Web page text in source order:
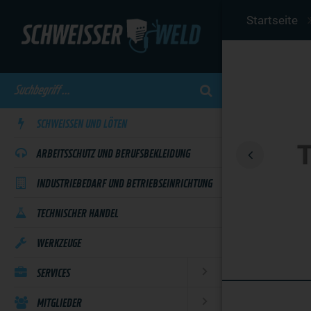
SCHWEISSEN UND LÖTEN
ARBEITSSCHUTZ UND BERUFSBEKLEIDUNG
INDUSTRIEBEDARF UND BETRIEBSEINRICHTUNG
TECHNISCHER HANDEL
WERKZEUGE
SERVICES
MITGLIEDER
main
Startseite